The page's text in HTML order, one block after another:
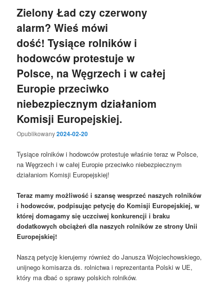
Zielony Ład czy czerwony
alarm? Wieś mówi
dość! Tysiące rolników i
hodowców protestuje w
Polsce, na Węgrzech i w całej
Europie przeciwko
niebezpiecznym działaniom
Komisji Europejskiej.
Opublikowany2024-02-20
Tysiące rolników i hodowców protestuje właśnie teraz w Polsce,
na Węgrzech i w całej Europie przeciwko niebezpiecznym
działaniom Komisji Europejskiej!
Teraz mamy możliwość i szansę wesprzeć naszych rolników
i hodowców, podpisując petycję do Komisji Europejskiej, w
której domagamy się uczciwej konkurencji i braku
dodatkowych obciążeń dla naszych rolników ze strony Unii
Europejskiej!
Naszą petycję kierujemy również do Janusza Wojciechowskiego,
unijnego komisarza ds. rolnictwa i reprezentanta Polski w UE,
który ma dbać o sprawy polskich rolników.